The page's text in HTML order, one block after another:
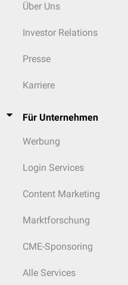
Über Uns
Investor Relations
Presse
Karriere
Für Unternehmen
Werbung
Login Services
Content Marketing
Marktforschung
CME-Sponsoring
Alle Services